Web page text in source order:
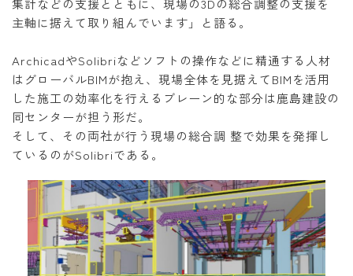
集計などの支援とともに、現場の3Dの総合調整の支援を
主軸に据えて取り組んでいます」と語る。
ArchicadやSolibriなどソフトの操作などに精通する人材
はグローバルBIMが抱え、現場全体を見据えてBIMを活用
した施工の効率化を行えるブレーン的な部分は鹿島建設の
同センターが担う形だ。
そして、その両社が行う現場の総合調 整で効果を発揮し
ているのがSolibriである。